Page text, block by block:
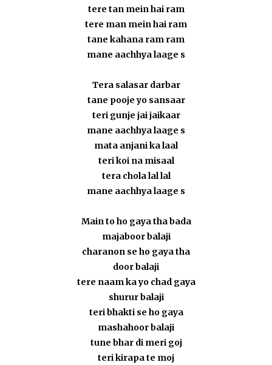
tere tan mein hai ram
tere man mein hai ram
tane kahana ram ram
mane aachhya laage s
Tera salasar darbar
tane pooje yo sansaar
teri gunje jai jaikaar
mane aachhya laage s
mata anjani ka laal
teri koi na misaal
tera chola lal lal
mane aachhya laage s
Main to ho gaya tha bada
majaboor balaji
charanon se ho gaya tha
door balaji
tere naam ka yo chad gaya
shurur balaji
teri bhakti se ho gaya
mashahoor balaji
tune bhar di meri goj
teri kirapa te moj